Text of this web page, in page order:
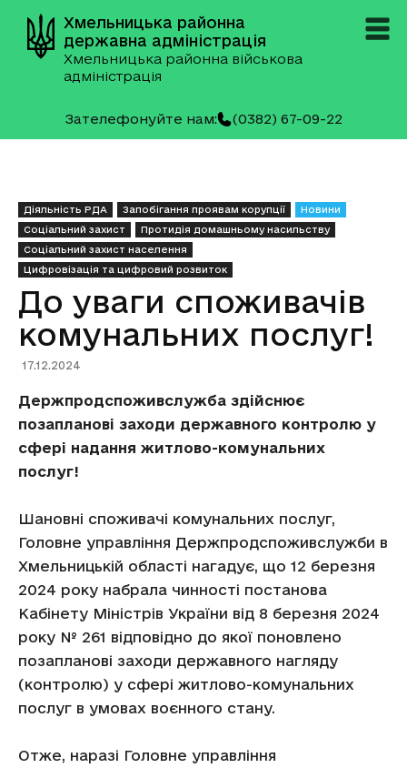
Хмельницька районна
державна адміністрація
Хмельницька районна військова
адміністрація
Зателефонуйте нам: (0382) 67-09-22
Діяльність РДА Запобігання проявам корупції
Новини
Соціальний захист
Протидія домашньому насильству
Соціальний захист населення
Цифровізація та цифровий розвиток
До уваги споживачів
комунальних послуг!
17.12.2024
Держпродспоживслужба здійснює
позапланові заходи державного контролю у
сфері надання житлово-комунальних
послуг!
Шановні споживачі комунальних послуг,
Головне управління Держпродспоживслужби в
Хмельницькій області нагадує, що 12 березня
2024 року набрала чинності постанова
Кабінету Міністрів України від 8 березня 2024
року № 261 відповідно до якої поновлено
позапланові заходи державного нагляду
(контролю) у сфері житлово-комунальних
послуг в умовах воєнного стану.
Отже, наразі Головне управління